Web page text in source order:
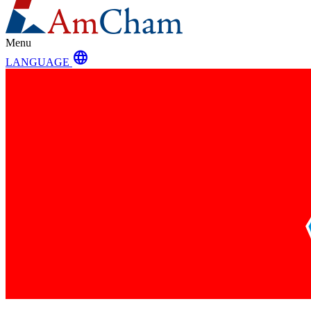
Menu
LANGUAGE language